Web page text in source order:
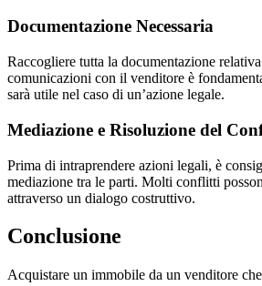
Documentazione Necessaria
Raccogliere tutta la documentazione
comunicazioni con il venditore è
sarà utile nel caso di un’azione legale.
Mediazione e Risoluzione del
Prima di intraprendere azioni legali, è
mediazione tra le parti. Molti conflitti
attraverso un dialogo costruttivo.
Conclusione
Acquistare un immobile da un venditore